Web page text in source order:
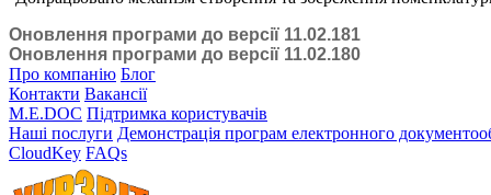
Оновлення програми до версії 11.02.181
Оновлення програми до версії 11.02.180
Про компанію Блог
Контакти Вакансії
M.E.DOC Підтримка користувачів
Наші послуги Демонстрація програм електронного
CloudKey FAQs